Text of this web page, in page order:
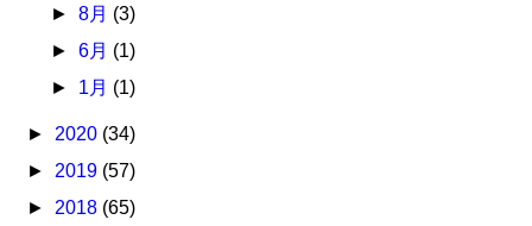
► 8月 (3)
► 6月 (1)
► 1月 (1)
► 2020 (34)
► 2019 (57)
► 2018 (65)